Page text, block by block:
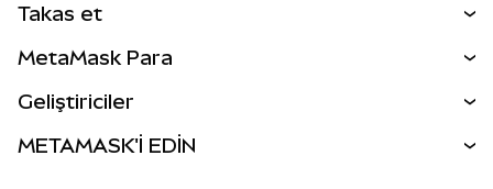
Takas et
Perps
RWA'lar
MetaMask Para
Geliştiriciler
METAMASK'İ EDİN